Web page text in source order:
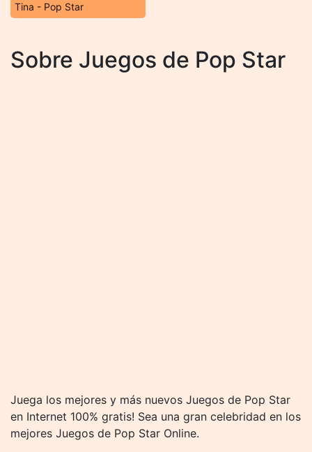
Tina - Pop Star
Sobre Juegos de Pop Star
Juega los mejores y más nuevos Juegos de Pop Star
en Internet 100% gratis! Sea una gran celebridad en los
mejores Juegos de Pop Star Online.